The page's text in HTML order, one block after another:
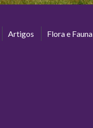
Artigos Flora e Fauna